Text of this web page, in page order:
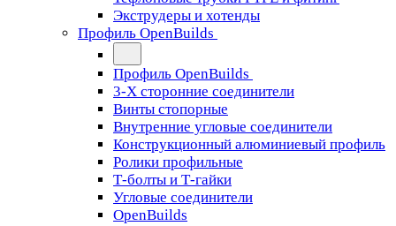
Экструдеры и хотенды
Профиль OpenBuilds
Профиль OpenBuilds
3-Х сторонние соединители
Винты стопорные
Внутренние угловые соединители
Конструкционный алюминиевый профиль
Ролики профильные
Т-болты и Т-гайки
Угловые соединители
OpenBuilds